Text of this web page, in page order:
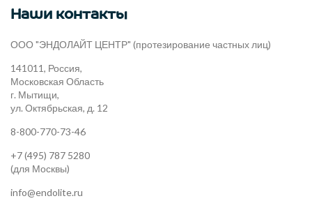
Наши контакты
ООО "ЭНДОЛАЙТ ЦЕНТР" (протезирование частных лиц)
141011, Россия,
Московская Область
г. Мытищи,
ул. Октябрьская, д. 12
8-800-770-73-46
+7 (495) 787 5280
(для Москвы)
info@endolite.ru